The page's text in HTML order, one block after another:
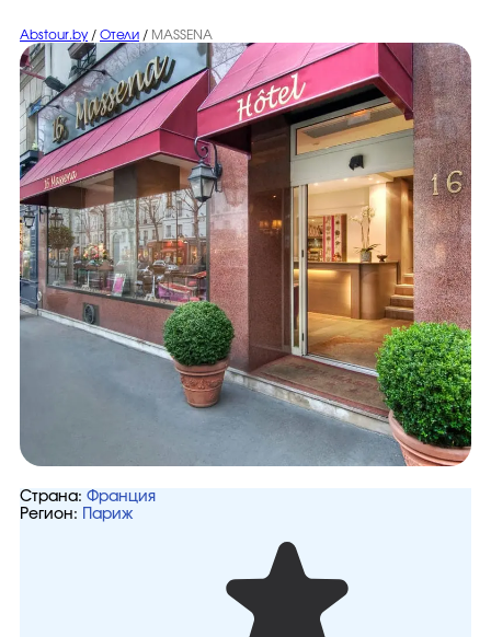
Abstour.by / Отели / MASSENA
Страна: Франция
Регион:
Париж